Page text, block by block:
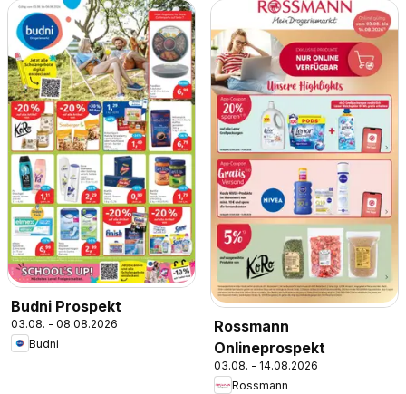
Budni Prospekt
03.08. - 08.08.2026
Budni
Rossmann
Onlineprospekt
03.08. - 14.08.2026
Rossmann